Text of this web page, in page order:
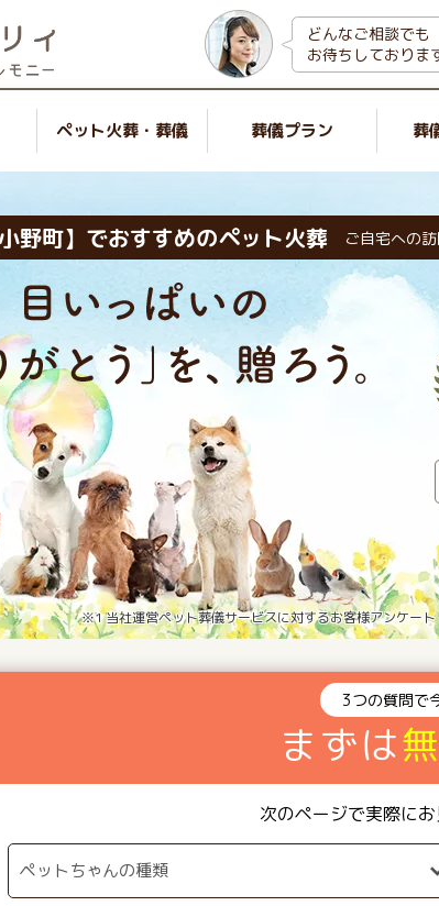
どんなご相談でも
お待ちしておりま
ペット火葬・葬儀 葬儀プラン 葬
小野町】でおすすめのペット火葬 ご自宅への
※1 当社運営ペット葬儀サービスに対するお客様アンケート
3つの質問で
まずは
次のページで実際に